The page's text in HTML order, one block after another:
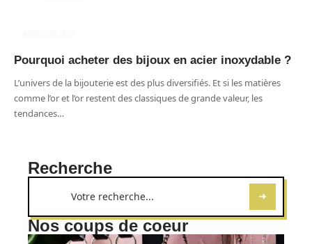
Pourquoi acheter des bijoux en acier inoxydable ?
L’univers de la bijouterie est des plus diversifiés. Et si les matières
comme l’or et l’or restent des classiques de grande valeur, les
tendances…
Recherche
Nos coups de coeur